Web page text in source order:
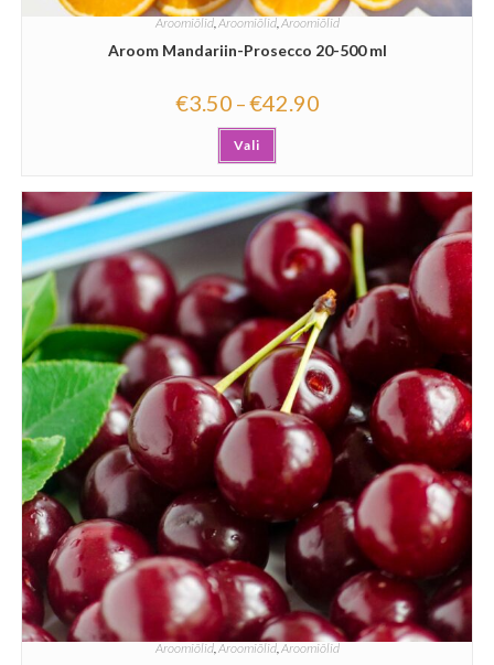
Aroomiõlid,Aroomiõlid,Aroomiõlid
Aroom Mandariin-Prosecco 20-500 ml
€3.50 –€42.90
Vali
Aroomiõlid,Aroomiõlid,Aroomiõlid